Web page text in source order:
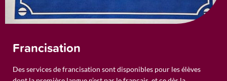
Francisation
Des services de francisation sont disponibles pour les élèves